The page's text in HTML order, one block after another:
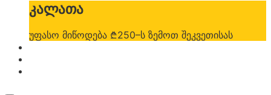
კალათა
უფასო მიწოდება ₾250–ს ზემოთ შეკვეთისას